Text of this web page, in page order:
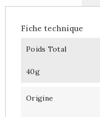
Fiche technique
Poids Total
40g
Origine